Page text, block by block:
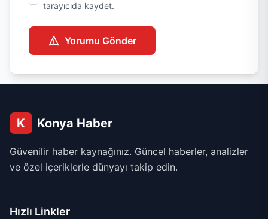
tarayıcıda kaydet.
Yorumu Gönder
K Konya Haber
Güvenilir haber kaynağınız. Güncel haberler, analizler
ve özel içeriklerle dünyayı takip edin.
Hızlı Linkler